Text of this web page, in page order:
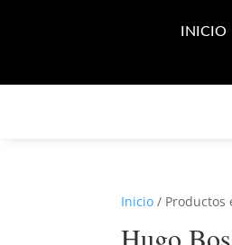
INICIO
Inicio / Productos
Hugo